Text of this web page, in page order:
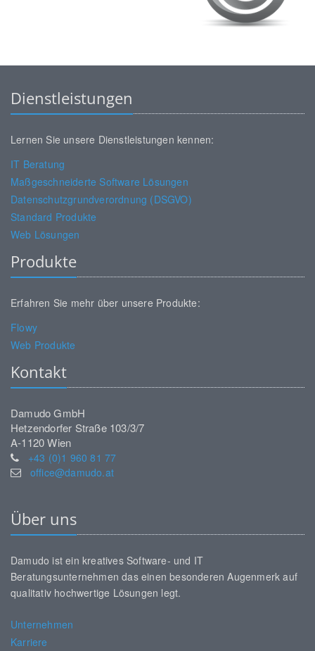
Dienstleistungen
Lernen Sie unsere Dienstleistungen kennen:
IT Beratung
Maßgeschneiderte Software Lösungen
Datenschutzgrundverordnung (DSGVO)
Standard Produkte
Web Lösungen
Produkte
Erfahren Sie mehr über unsere Produkte:
Flowy
Web Produkte
Kontakt
Damudo GmbH
Hetzendorfer Straße 103/3/7
A-1120 Wien
+43 (0)1 960 81 77
office@damudo.at
Über uns
Damudo ist ein kreatives Software- und IT
Beratungsunternehmen das einen besonderen Augenmerk auf
qualitativ hochwertige Lösungen legt.
Unternehmen
Karriere